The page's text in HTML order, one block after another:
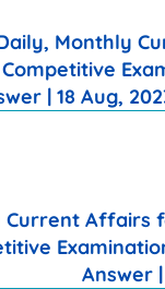
Monthly
| 18 Aug,
Current Affairs
Answer